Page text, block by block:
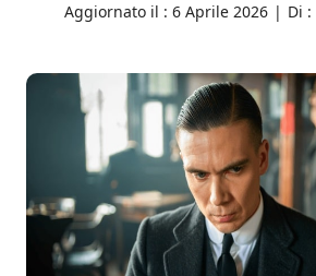
Aggiornato il : 6 Aprile 2026 | Di :